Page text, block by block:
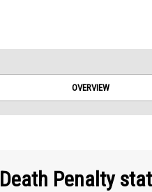
OVERVIEW
Death Penalty